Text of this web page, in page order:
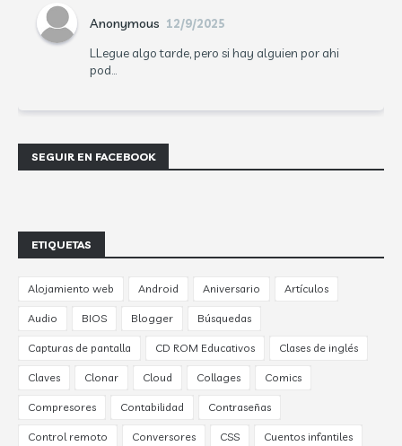
Anonymous 12/9/2025
LLegue algo tarde, pero si hay alguien por ahi
pod...
SEGUIR EN FACEBOOK
ETIQUETAS
Alojamiento web Android Aniversario Artículos
Audio BIOS Blogger Búsquedas
Capturas de pantalla CD ROM Educativos Clases de inglés
Claves Clonar Cloud Collages Comics
Compresores Contabilidad Contraseñas
Control remoto Conversores CSS Cuentos infantiles